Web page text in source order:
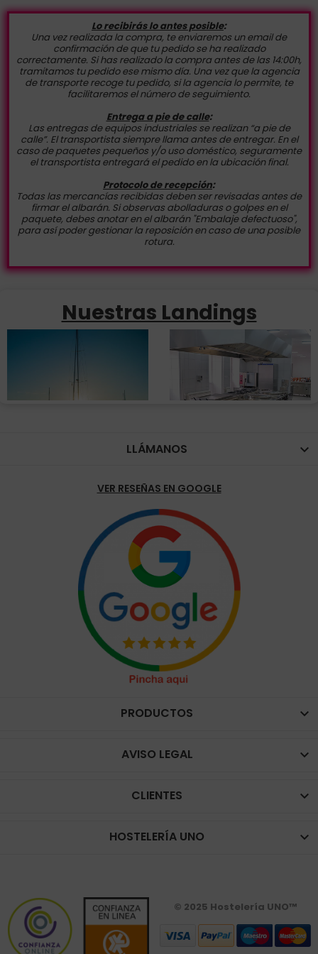
Lo recibirás lo antes posible:
Una vez realizada la compra, te enviaremos un email de
confirmación de que tu pedido se ha realizado
correctamente. Si has realizado la compra antes de las 14:00h,
tramitamos tu pedido ese mismo día. Una vez que la agencia
de transporte recoge tu pedido, si la agencia lo permite, te
facilitaremos el número de seguimiento.
Entrega a pie de calle:
Las entregas de equipos industriales se realizan “a pie de
calle”. El transportista siempre llama antes de entregar. En el
caso de paquetes pequeños y/o uso doméstico, seguramente
el transportista entregará el pedido en la ubicación final.
Protocolo de recepción:
Todas las mercancías recibidas deben ser revisadas antes de
firmar el albarán. Si observas abolladuras o golpes en el
paquete, debes anotar en el albarán "Embalaje defectuoso",
para así poder gestionar la reposición en caso de una posible
rotura.
Nuestras Landings
LLÁMANOS 
VER RESEÑAS EN GOOGLE
PRODUCTOS 
AVISO LEGAL 
CLIENTES 
HOSTELERÍA UNO 
© 2025 Hostelería UNO™